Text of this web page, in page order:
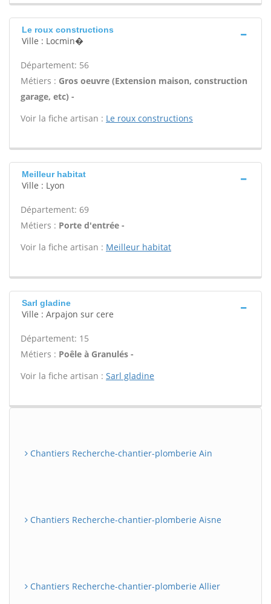
Le roux constructions
Ville : Locmin�
Département: 56
Métiers : Gros oeuvre (Extension maison, construction
garage, etc) -
Voir la fiche artisan : Le roux constructions
Meilleur habitat
Ville : Lyon
Département: 69
Métiers : Porte d'entrée -
Voir la fiche artisan : Meilleur habitat
Sarl gladine
Ville : Arpajon sur cere
Département: 15
Métiers : Poêle à Granulés -
Voir la fiche artisan : Sarl gladine
Chantiers Recherche-chantier-plomberie Ain
Chantiers Recherche-chantier-plomberie Aisne
Chantiers Recherche-chantier-plomberie Allier